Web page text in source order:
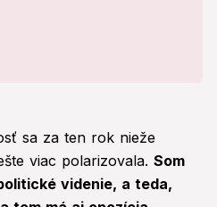
sa za ten rok nieže
viac polarizovala. Som
videnie, a teda,